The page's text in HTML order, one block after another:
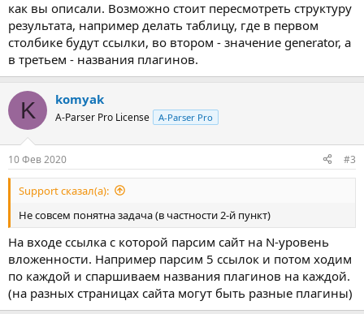
как вы описали. Возможно стоит пересмотреть структуру
результата, например делать таблицу, где в первом
столбике будут ссылки, во втором - значение generator, а
в третьем - названия плагинов.
K komyak
A-Parser Pro License A-Parser Pro
10 Фев 2020 #3
Support сказал(а):
Не совсем понятна задача (в частности 2-й пункт)
На входе ссылка с которой парсим сайт на N-уровень
вложенности. Например парсим 5 ссылок и потом ходим
по каждой и спаршиваем названия плагинов на каждой.
(на разных страницах сайта могут быть разные плагины)